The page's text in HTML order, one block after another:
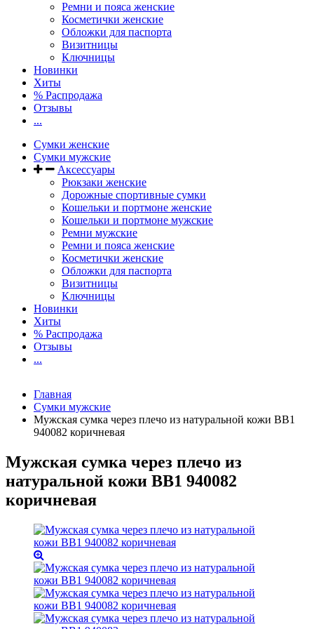
Ремни и пояса женские
Косметички женские
Обложки для паспорта
Визитницы
Ключницы
Новинки
Хиты
% Распродажа
Отзывы
...
Сумки женские
Сумки мужские
Аксессуары
Рюкзаки женские
Дорожные спортивные сумки
Кошельки и портмоне женские
Кошельки и портмоне мужские
Ремни мужские
Ремни и пояса женские
Косметички женские
Обложки для паспорта
Визитницы
Ключницы
Новинки
Хиты
% Распродажа
Отзывы
...
Главная
Сумки мужские
Мужская сумка через плечо из натуральной кожи BB1
940082 коричневая
Мужская сумка через плечо из
натуральной кожи BB1 940082
коричневая